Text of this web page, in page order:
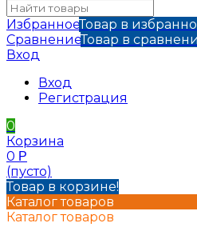
ИзбранноеТовар в
СравнениеТовар в
Вход
Вход
Регистрация
0
Корзина
0 Р
(пусто)
Товар в корзине!
Каталог товаров
Каталог товаров